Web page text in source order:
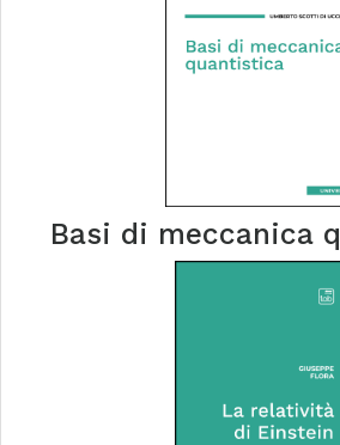
Basi di meccanica